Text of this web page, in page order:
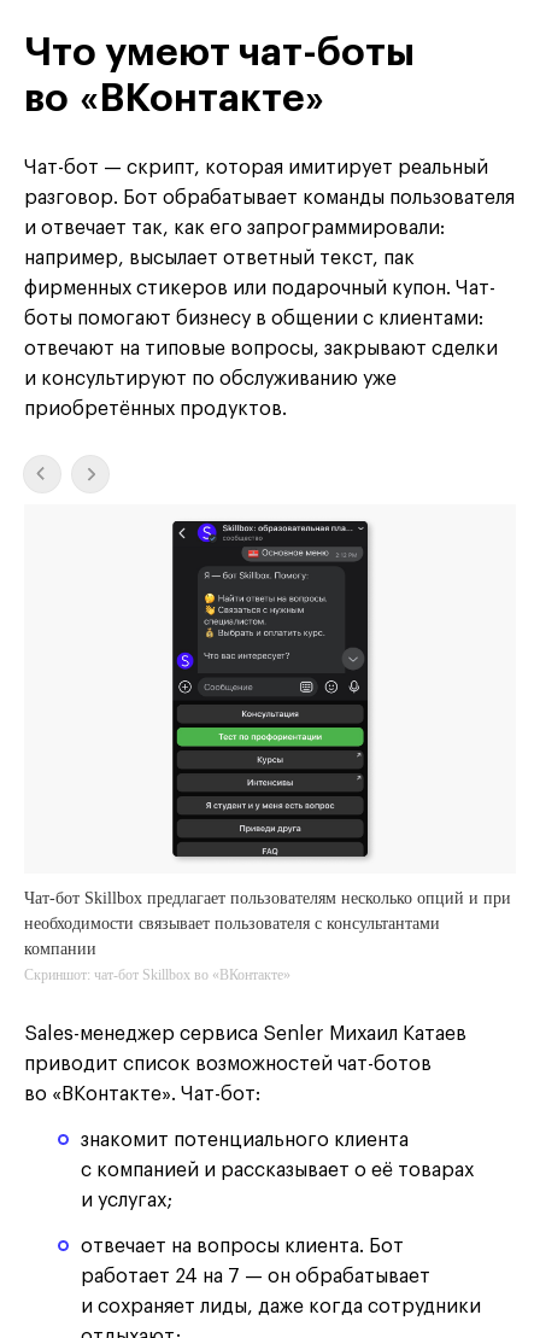
Что умеют чат-боты
во «ВКонтакте»
Чат-бот — скрипт, которая имитирует реальный
разговор. Бот обрабатывает команды пользователя
и отвечает так, как его запрограммировали:
например, высылает ответный текст, пак
фирменных стикеров или подарочный купон. Чат-
боты помогают бизнесу в общении с клиентами:
отвечают на типовые вопросы, закрывают сделки
и консультируют по обслуживанию уже
приобретённых продуктов.
Чат-бот Skillbox предлагает пользователям несколько опций и при
необходимости связывает пользователя с консультантами
компании
Скриншот: чат-бот Skillbox во «ВКонтакте»
Sales-менеджер сервиса Senler Михаил Катаев
приводит список возможностей чат-ботов
во «ВКонтакте». Чат-бот:
знакомит потенциального клиента
с компанией и рассказывает о её товарах
и услугах;
отвечает на вопросы клиента. Бот
работает 24 на 7 — он обрабатывает
и сохраняет лиды, даже когда сотрудники